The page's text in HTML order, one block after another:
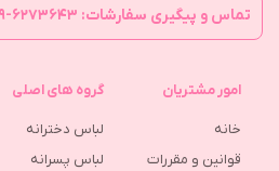
تماس و پیگیری سفارشات: ۶۲۷۳۶۴۳-۰۹۱۹
امور مشتریان
خانه
قوانین و مقررات
گروه های اصلی
لباس دخترانه
لباس پسرانه